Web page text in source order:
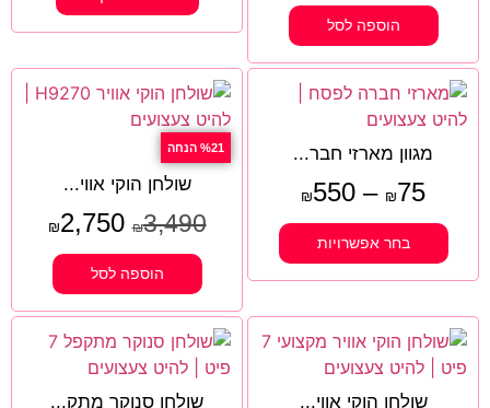
הוספה לסל
מגוון מארזי חבר...
₪75
–
₪550
בחר אפשרויות
%21 הנחה
שולחן הוקי אווי...
₪3,490
₪2,750
הוספה לסל
שולחן הוקי אווי... שולחן סנוקר מתק...